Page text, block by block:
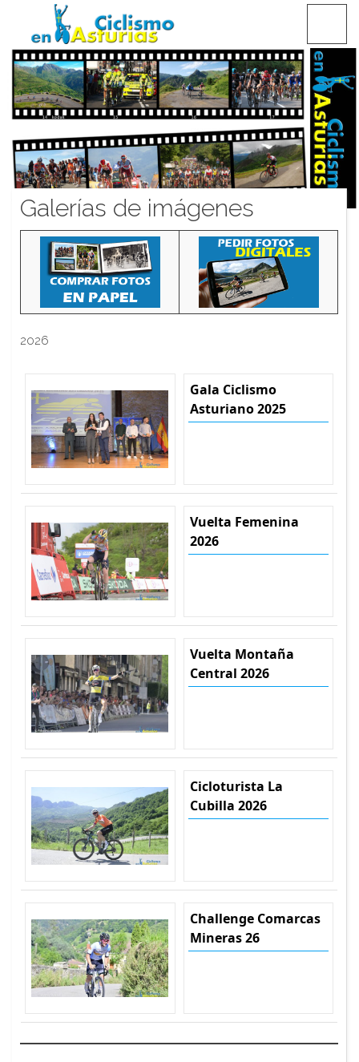
CICLISMO EN ASTURIAS
Galerías de imágenes
2026
Gala Ciclismo
Asturiano 2025
Vuelta Femenina
2026
Vuelta Montaña
Central 2026
Cicloturista La
Cubilla 2026
Challenge Comarcas
Mineras 26